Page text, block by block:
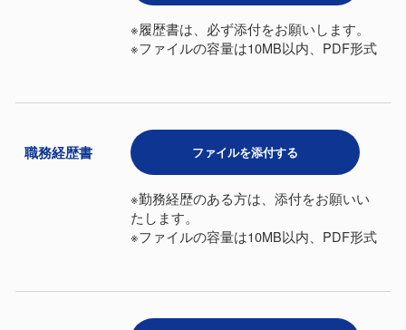
※履歴書は、必ず添付をお願いします。
※ファイルの容量は10MB以内、PDF形式
職務経歴書 ファイルを添付する
※勤務経歴のある方は、添付をお願いい
たします。
※ファイルの容量は10MB以内、PDF形式